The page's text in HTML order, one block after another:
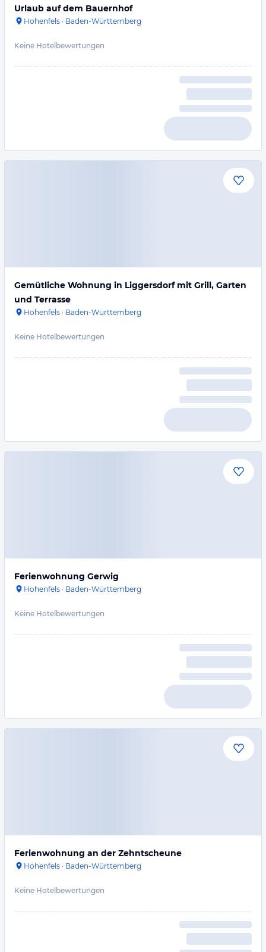
Urlaub auf dem Bauernhof
Hohenfels · Baden-Württemberg
Keine Hotelbewertungen
Gemütliche Wohnung in Liggersdorf mit Grill, Garten
und Terrasse
Hohenfels · Baden-Württemberg
Keine Hotelbewertungen
Ferienwohnung Gerwig
Hohenfels · Baden-Württemberg
Keine Hotelbewertungen
Ferienwohnung an der Zehntscheune
Hohenfels · Baden-Württemberg
Keine Hotelbewertungen